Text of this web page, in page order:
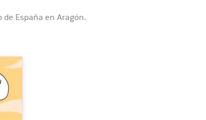
de España en Aragón.